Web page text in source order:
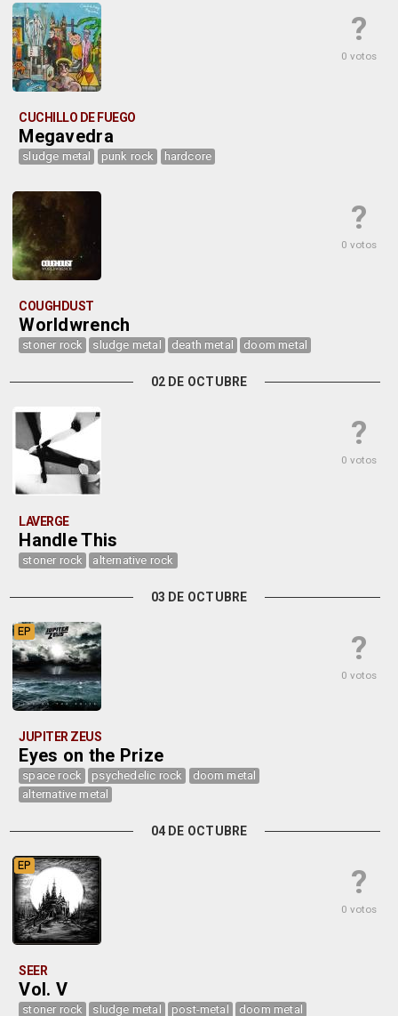
?
0 votos
CUCHILLO DE FUEGO
Megavedra
sludge metal punk rock hardcore
?
0 votos
COUGHDUST
Worldwrench
stoner rock sludge metal death metal doom metal
02 DE OCTUBRE
?
0 votos
LAVERGE
Handle This
stoner rock alternative rock
03 DE OCTUBRE
?
0 votos
EP
JUPITER ZEUS
Eyes on the Prize
space rock psychedelic rock
doom metal
alternative metal
04 DE OCTUBRE
?
0 votos
EP
SEER
Vol. V
stoner rock sludge metal post-metal
doom metal